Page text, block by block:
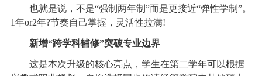
也就是说，不是“强制两年制”而是更接近“弹性学制”。
1年or2年?节奏自己掌握，灵活性拉满!
新增“跨学科辅修”突破专业边界
这是本次升级的核心亮点， 学生在第二学年可以根据